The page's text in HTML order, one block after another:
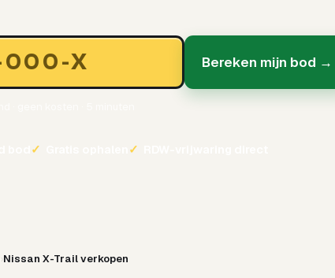
Bereken mijn bod →
✓ ✓
Nissan X-Trail verkopen